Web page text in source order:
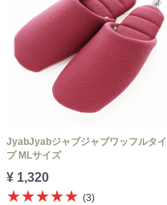
JyabJyabジャブジャブワッフルタイ
プ MLサイズ
¥ 1,320
★★★★★ (3)